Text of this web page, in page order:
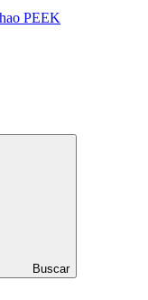
PEEK
Buscar